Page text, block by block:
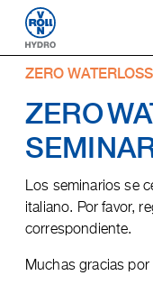
ZERO
ZERO
Los seminarios se
italiano. Por favor,
correspondiente.
Muchas gracias